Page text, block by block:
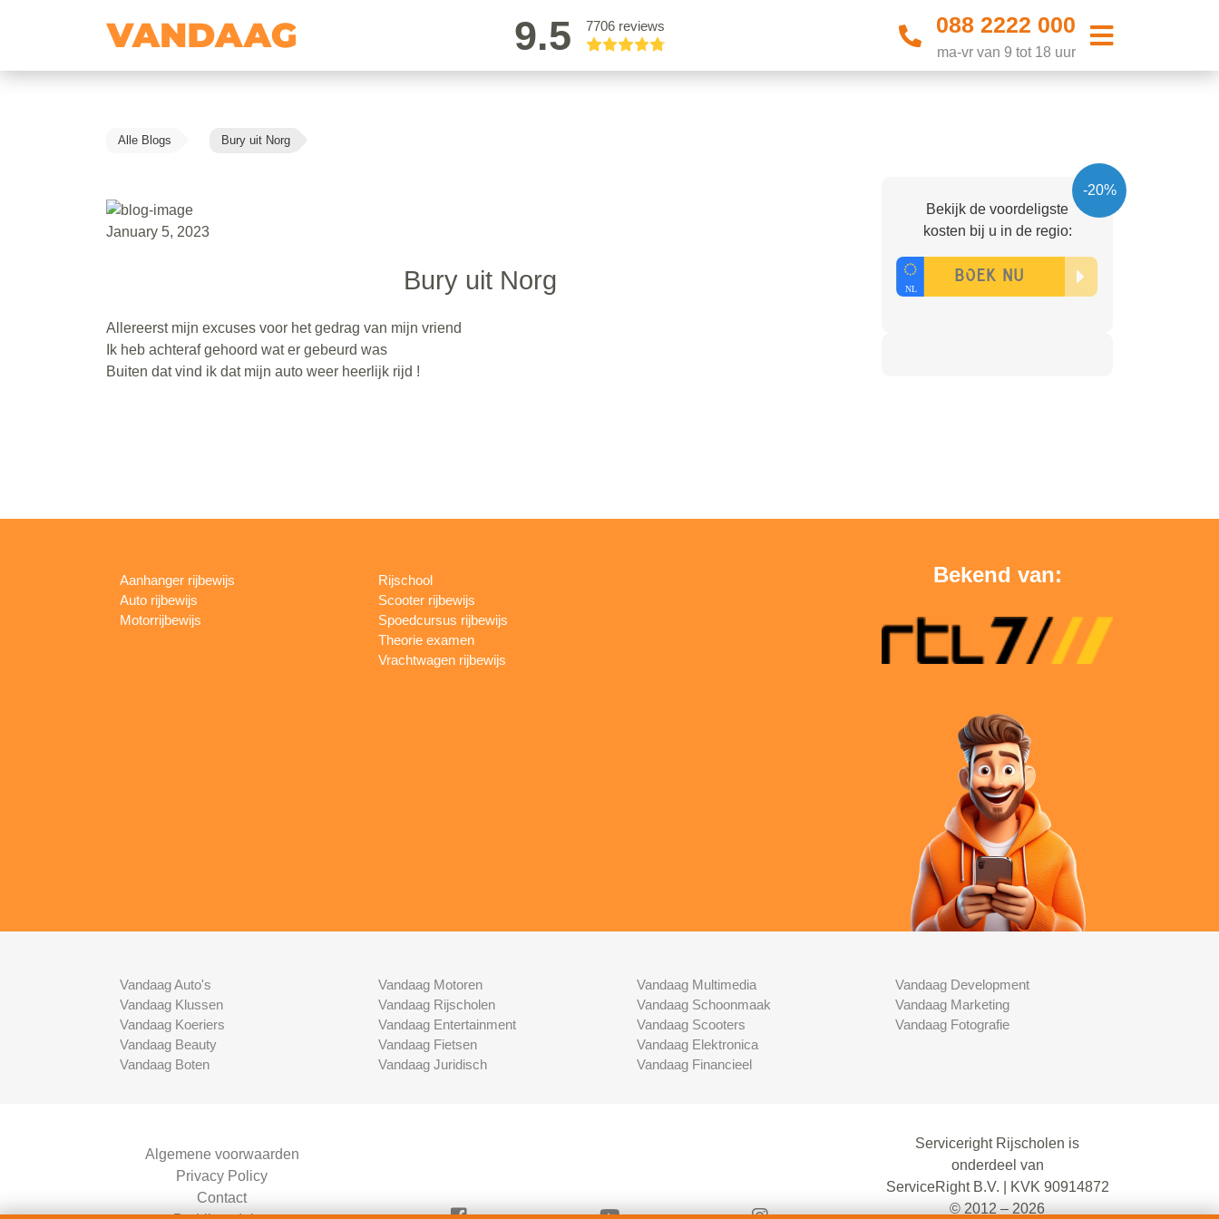
9.5 7706 reviews 088 2222 000
ma-vr van 9 tot 18 uur
Alle Blogs Bury uit Norg
January 5, 2023
Bury uit Norg
Allereerst mijn excuses voor het gedrag van mijn vriend
Ik heb achteraf gehoord wat er gebeurd was
Buiten dat vind ik dat mijn auto weer heerlijk rijd !
-20%
Bekijk de voordeligste
kosten bij u in de regio:
Aanhanger rijbewijs
Auto rijbewijs
Motorrijbewijs
Rijschool
Scooter rijbewijs
Spoedcursus rijbewijs
Theorie examen
Vrachtwagen rijbewijs
Bekend van:
Vandaag Auto's
Vandaag Klussen
Vandaag Koeriers
Vandaag Beauty
Vandaag Boten
Vandaag Motoren
Vandaag Rijscholen
Vandaag Entertainment
Vandaag Fietsen
Vandaag Juridisch
Vandaag Multimedia
Vandaag Schoonmaak
Vandaag Scooters
Vandaag Elektronica
Vandaag Financieel
Vandaag Development
Vandaag Marketing
Vandaag Fotografie
Algemene voorwaarden
Privacy Policy
Contact
Serviceright Rijscholen is
onderdeel van
ServiceRight B.V. | KVK 90914872
© 2012 – 2026